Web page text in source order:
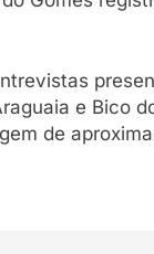
e Bico
de